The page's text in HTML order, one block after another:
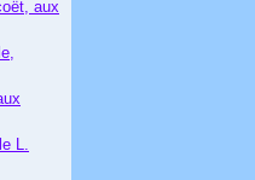
aux
L.